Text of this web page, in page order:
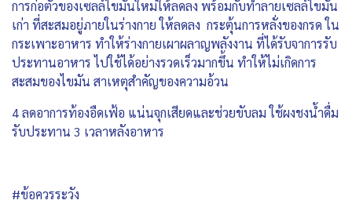
การก่อตัวของเซลล์ไขมันใหม่ให้ลดลง พร้อมกับทำลายเซลล์ไขมัน
เก่า ที่สะสมอยู่ภายในร่างกาย ให้ลดลง กระตุ้นการหลั่งของกรด ใน
กระเพาะอาหาร ทำให้ร่างกายเผาผลาญพลังงาน ที่ได้รับจาการรับ
ประทานอาหาร ไปใช้ได้อย่างรวดเร็วมากขึ้น ทำให้ไม่เกิดการ
สะสมของไขมัน สาเหตุสำคัญของความอ้วน
4 ลดอาการท้องอืดเฟ้อ แน่นจุกเสียดและช่วยขับลม ใช้ผงชงน้ำดื่ม
รับประทาน 3 เวลาหลังอาหาร
#ข้อควรระวัง